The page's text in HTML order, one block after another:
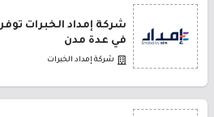
شركة إمداد الخبرات
في عدة مدن
شركة إمداد الخبرات